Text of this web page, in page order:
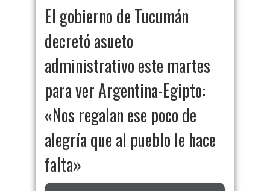
El gobierno de Tucumán
decretó asueto
administrativo este martes
para ver Argentina-Egipto:
«Nos regalan ese poco de
alegría que al pueblo le hace
falta»